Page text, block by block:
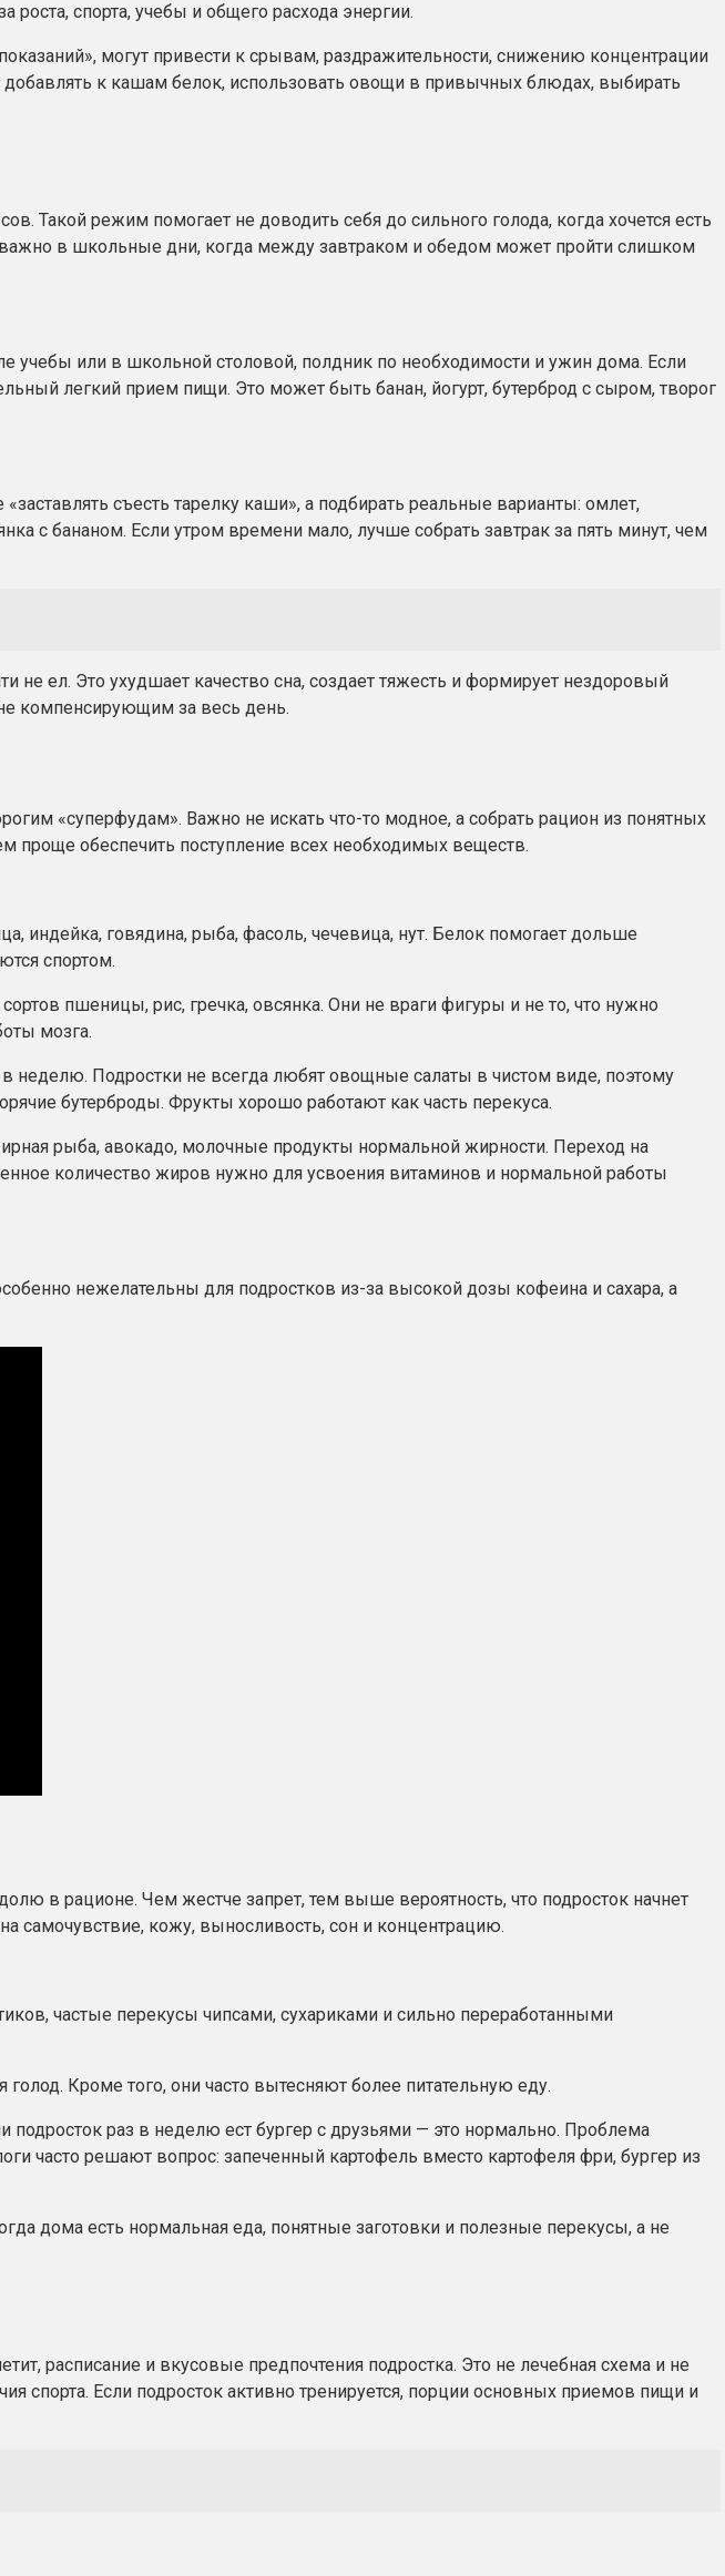
спорта, учебы и общего расхода энергии.
могут привести к срывам, раздражительности, снижению концентрации
добавлять к кашам белок, использовать овощи в привычных блюдах, выбирать
Такой режим помогает не доводить себя до сильного голода, когда хочется есть
в школьные дни, когда между завтраком и обедом может пройти слишком
учебы или в школьной столовой, полдник по необходимости и ужин дома. Если
легкий прием пищи. Это может быть банан, йогурт, бутерброд с сыром, творог
съесть тарелку каши», а подбирать реальные варианты: омлет,
с бананом. Если утром времени мало, лучше собрать завтрак за пять минут, чем
ел. Это ухудшает качество сна, создает тяжесть и формирует нездоровый
компенсирующим за весь день.
«суперфудам». Важно не искать что-то модное, а собрать рацион из понятных
проще обеспечить поступление всех необходимых веществ.
индейка, говядина, рыба, фасоль, чечевица, нут. Белок помогает дольше
спортом.
пшеницы, рис, гречка, овсянка. Они не враги фигуры и не то, что нужно
мозга.
неделю. Подростки не всегда любят овощные салаты в чистом виде, поэтому
бутерброды. Фрукты хорошо работают как часть перекуса.
рыба, авокадо, молочные продукты нормальной жирности. Переход на
количество жиров нужно для усвоения витаминов и нормальной работы
нежелательны для подростков из-за высокой дозы кофеина и сахара, а
в рационе. Чем жестче запрет, тем выше вероятность, что подросток начнет
самочувствие, кожу, выносливость, сон и концентрацию.
частые перекусы чипсами, сухариками и сильно переработанными
Кроме того, они часто вытесняют более питательную еду.
подросток раз в неделю ест бургер с друзьями — это нормально. Проблема
часто решают вопрос: запеченный картофель вместо картофеля фри, бургер из
дома есть нормальная еда, понятные заготовки и полезные перекусы, а не
расписание и вкусовые предпочтения подростка. Это не лечебная схема и не
спорта. Если подросток активно тренируется, порции основных приемов пищи и